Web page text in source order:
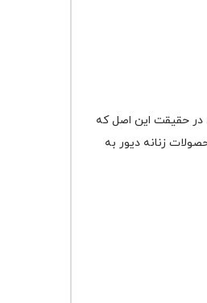
در حقیقت این اصل که
زنانه دیور به